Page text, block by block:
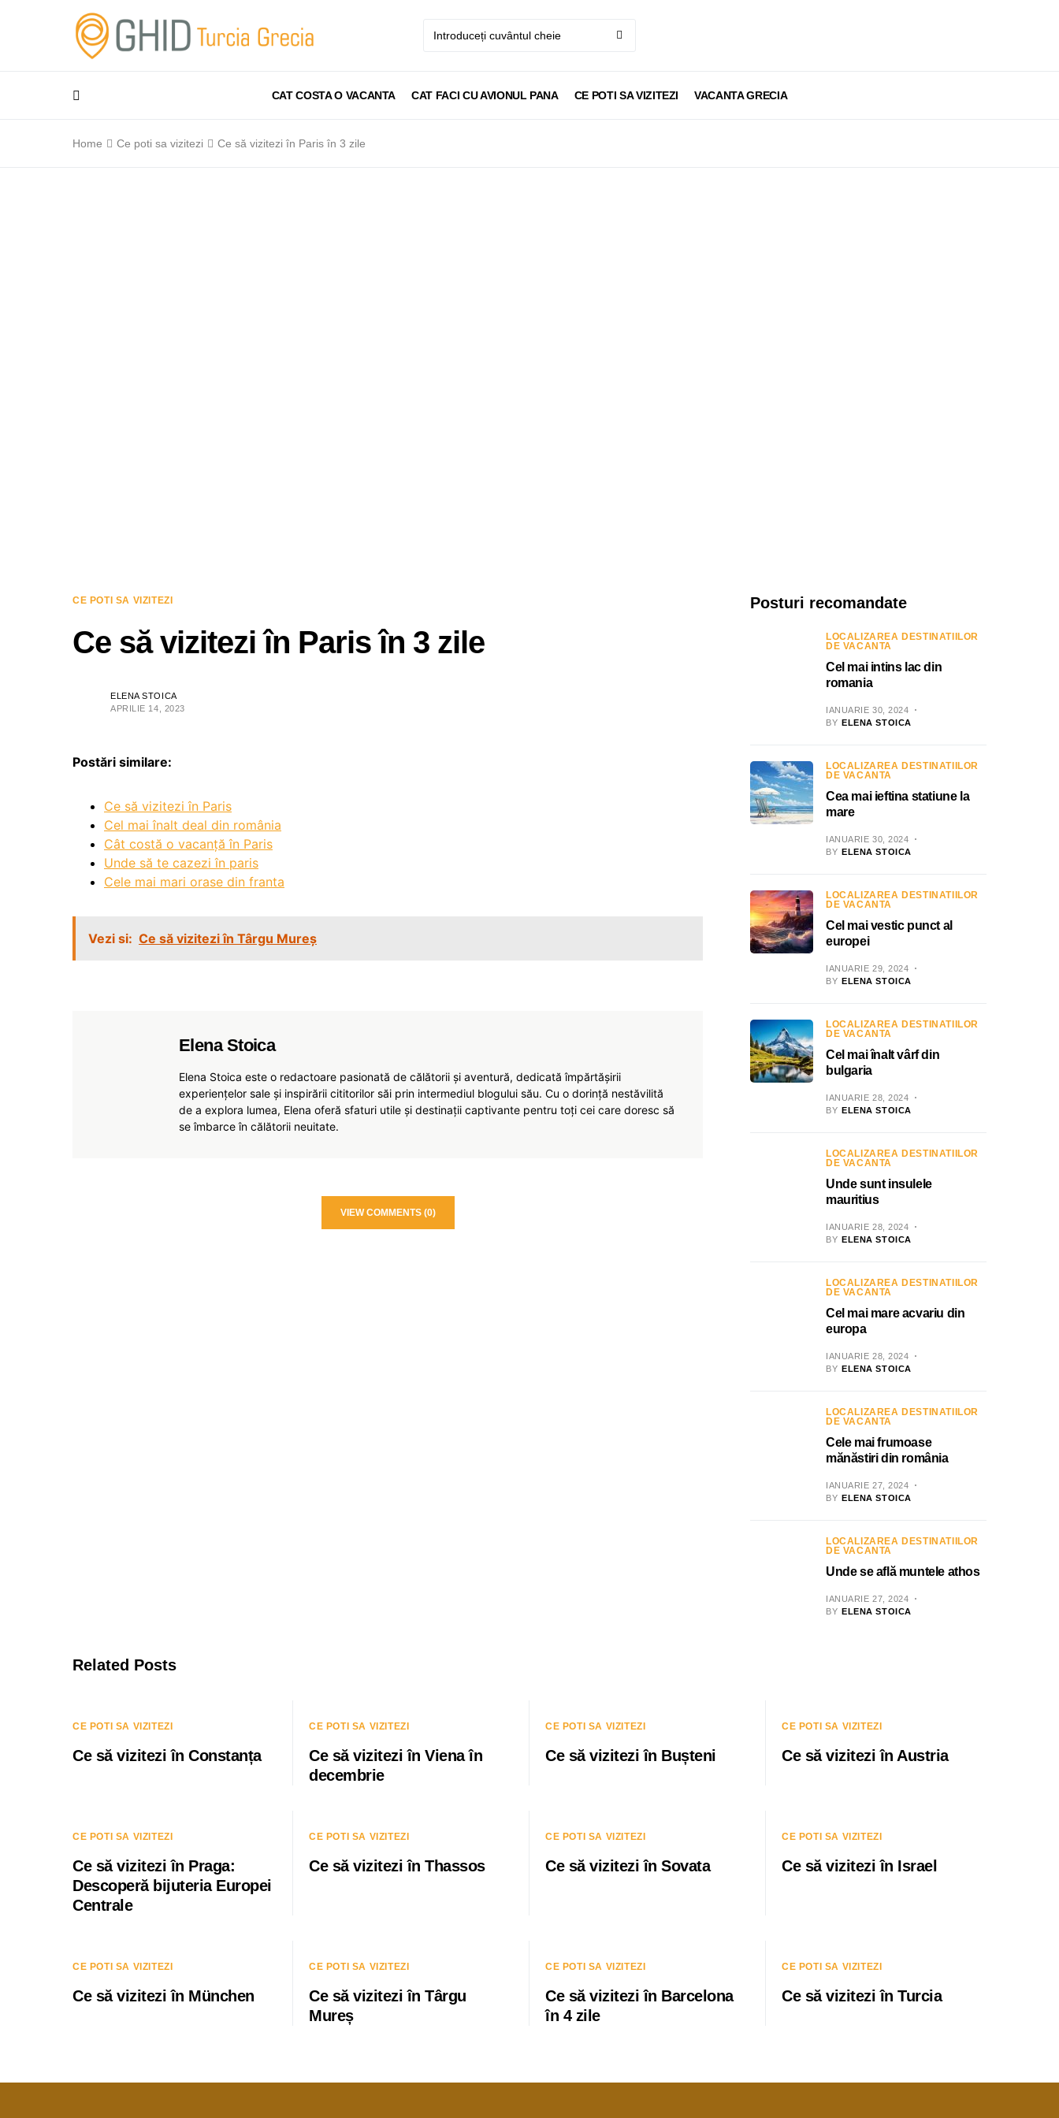
CAT COSTA O VACANTA CAT FACI CU AVIONUL PANA CE POTI SA VIZITEZI VACANTA GRECIA
Home Ce poti sa vizitezi Ce să vizitezi în Paris în 3 zile
CE POTI SA VIZITEZI
Ce să vizitezi în Paris în 3 zile
ELENA STOICA
APRILIE 14, 2023
Postări similare:
Ce să vizitezi în Paris
Cel mai înalt deal din românia
Cât costă o vacanță în Paris
Unde să te cazezi în paris
Cele mai mari orase din franta
Vezi si: Ce să vizitezi în Târgu Mureș
Elena Stoica
Elena Stoica este o redactoare pasionată de călătorii și aventură, dedicată împărtășirii
experiențelor sale și inspirării cititorilor săi prin intermediul blogului său. Cu o dorință nestăvilită
de a explora lumea, Elena oferă sfaturi utile și destinații captivante pentru toți cei care doresc să
se îmbarce în călătorii neuitate.
VIEW COMMENTS (0)
Posturi recomandate
LOCALIZAREA DESTINATIILOR
DE VACANTA
Cel mai intins lac din
romania
IANUARIE 30, 2024
BY ELENA STOICA
LOCALIZAREA DESTINATIILOR
DE VACANTA
Cea mai ieftina statiune la
mare
IANUARIE 30, 2024
BY ELENA STOICA
LOCALIZAREA DESTINATIILOR
DE VACANTA
Cel mai vestic punct al
europei
IANUARIE 29, 2024
BY ELENA STOICA
LOCALIZAREA DESTINATIILOR
DE VACANTA
Cel mai înalt vârf din
bulgaria
IANUARIE 28, 2024
BY ELENA STOICA
LOCALIZAREA DESTINATIILOR
DE VACANTA
Unde sunt insulele
mauritius
IANUARIE 28, 2024
BY ELENA STOICA
LOCALIZAREA DESTINATIILOR
DE VACANTA
Cel mai mare acvariu din
europa
IANUARIE 28, 2024
BY ELENA STOICA
LOCALIZAREA DESTINATIILOR
DE VACANTA
Cele mai frumoase
mănăstiri din românia
IANUARIE 27, 2024
BY ELENA STOICA
LOCALIZAREA DESTINATIILOR
DE VACANTA
Unde se află muntele athos
IANUARIE 27, 2024
BY ELENA STOICA
Related Posts
CE POTI SA VIZITEZI
Ce să vizitezi în Constanța
CE POTI SA VIZITEZI
Ce să vizitezi în Viena în
decembrie
CE POTI SA VIZITEZI
Ce să vizitezi în Bușteni
CE POTI SA VIZITEZI
Ce să vizitezi în Austria
CE POTI SA VIZITEZI
Ce să vizitezi în Praga:
Descoperă bijuteria Europei
Centrale
CE POTI SA VIZITEZI
Ce să vizitezi în Thassos
CE POTI SA VIZITEZI
Ce să vizitezi în Sovata
CE POTI SA VIZITEZI
Ce să vizitezi în Israel
CE POTI SA VIZITEZI
Ce să vizitezi în München
CE POTI SA VIZITEZI
Ce să vizitezi în Târgu
Mureș
CE POTI SA VIZITEZI
Ce să vizitezi în Barcelona
în 4 zile
CE POTI SA VIZITEZI
Ce să vizitezi în Turcia